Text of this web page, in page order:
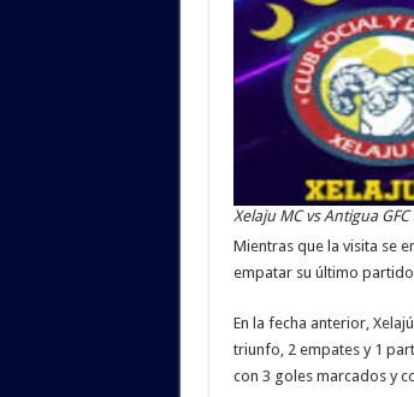
Xelaju MC vs Antigua
Mientras que la visita se
empatar su último
En la fecha anterior,
triunfo, 2 empates y 1
con 3 goles marcados y